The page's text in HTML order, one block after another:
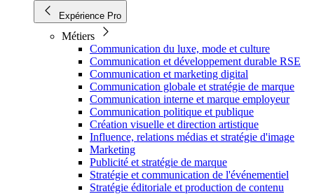
Expérience Pro
Métiers
Communication du luxe, mode et culture
Communication et développement durable RSE
Communication et marketing digital
Communication globale et stratégie de marque
Communication interne et marque employeur
Communication politique et publique
Création visuelle et direction artistique
Influence, relations médias et stratégie d'image
Marketing
Publicité et stratégie de marque
Stratégie et communication de l'événementiel
Stratégie éditoriale et production de contenu